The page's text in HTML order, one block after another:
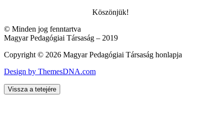
Köszönjük!
© Minden jog fenntartva
Magyar Pedagógiai Társaság – 2019
Copyright © 2026 Magyar Pedagógiai Társaság honlapja
Design by ThemesDNA.com
Vissza a tetejére